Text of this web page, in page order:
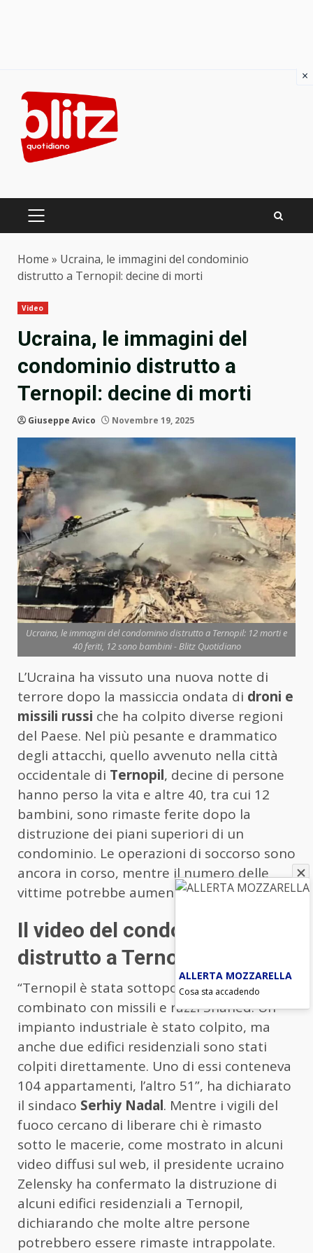
content
PRIMARY
Home » Ucraina, le immagini del condominio
distrutto a Ternopil: decine di morti
Video
Ucraina, le immagini del
condominio distrutto a
Ternopil: decine di morti
Giuseppe Avico Novembre 19, 2025
Ucraina, le immagini del condominio distrutto a Ternopil: 12 morti e
40 feriti, 12 sono bambini - Blitz Quotidiano
L’Ucraina ha vissuto una nuova notte di
terrore dopo la massiccia ondata di droni e
missili russi che ha colpito diverse regioni
del Paese. Nel più pesante e drammatico
degli attacchi, quello avvenuto nella città
occidentale di Ternopil, decine di persone
hanno perso la vita e altre 40, tra cui 12
bambini, sono rimaste ferite dopo la
distruzione dei piani superiori di un
condominio. Le operazioni di soccorso sono
ancora in corso, mentre il numero delle
vittime potrebbe aumentare.
Il video del condominio
distrutto a Ternopil
“Ternopil è stata sottoposta a un attacco
combinato con missili e razzi Shahed. Un
impianto industriale è stato colpito, ma
anche due edifici residenziali sono stati
colpiti direttamente. Uno di essi conteneva
104 appartamenti, l’altro 51”, ha dichiarato
il sindaco Serhiy Nadal. Mentre i vigili del
fuoco cercano di liberare chi è rimasto
sotto le macerie, come mostrato in alcuni
video diffusi sul web, il presidente ucraino
Zelensky ha confermato la distruzione di
alcuni edifici residenziali a Ternopil,
dichiarando che molte altre persone
potrebbero essere rimaste intrappolate.
×
ALLERTA MOZZARELLA
Cosa sta accadendo